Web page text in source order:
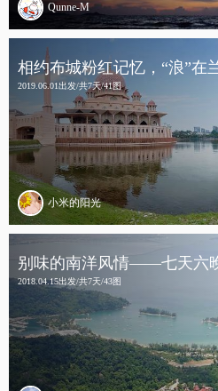
Qunne-M
相约布城粉红记忆，“浪”在
2019.06.01出发/共7天/41图
小米的阳光
别味的南洋风情——七天六
2018.04.15出发/共7天/43图